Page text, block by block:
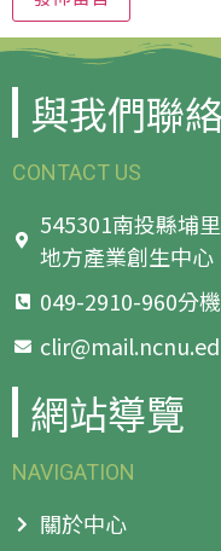
與我們聯絡
CONTACT US
545301南投縣埔
地方產業創生中心
049-2910-960分
網站導覽
NAVIGATION
關於中心